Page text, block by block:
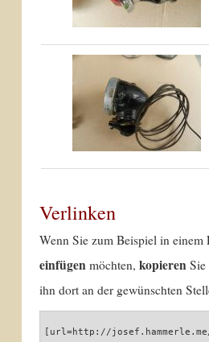
Verlinken
Wenn Sie zum Beispiel in
einfügen möchten,kopieren
ihn dort an der gewünschten
[url=http://